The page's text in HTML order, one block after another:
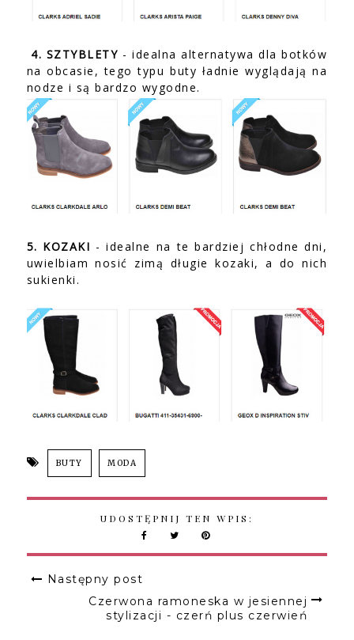
4. SZTYBLETY - idealna alternatywa dla botków
na obcasie, tego typu buty ładnie wyglądają na
nodze i są bardzo wygodne.
5. KOZAKI - idealne na te bardziej chłodne dni,
uwielbiam nosić zimą długie kozaki, a do nich
sukienki.
BUTY MODA
UDOSTĘPNIJ TEN WPIS:
Następny post
Czerwona ramoneska w jesiennej
stylizacji - czerń plus czerwień